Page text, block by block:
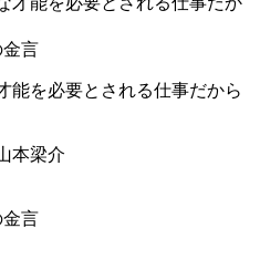
言
能を必要とされる仕事だから
本梁介
言